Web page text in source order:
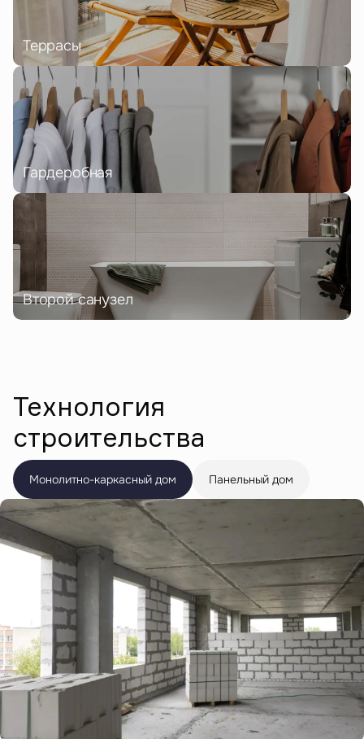
Террасы
Гардеробная
Второй санузел
Технология
строительства
Монолитно-каркасный дом Панельный дом